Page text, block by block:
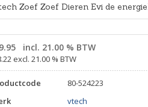
Zoef Zoef Dieren Evi de
incl. 21.00 % BTW
excl. 21.00 % BTW
80-524223
vtech